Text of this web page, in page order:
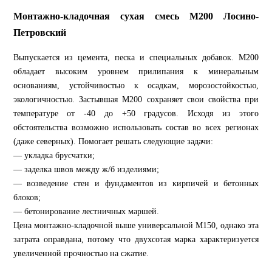
Монтажно-кладочная сухая смесь М200 Лосино-
Петровский
Выпускается из цемента, песка и специальных добавок. М200
обладает высоким уровнем прилипания к минеральным
основаниям, устойчивостью к осадкам, морозостойкостью,
экологичностью. Застывшая М200 сохраняет свои свойства при
температуре от -40 до +50 градусов. Исходя из этого
обстоятельства возможно использовать состав во всех регионах
(даже северных). Помогает решать следующие задачи:
— укладка брусчатки;
— заделка швов между ж/б изделиями;
— возведение стен и фундаментов из кирпичей и бетонных
блоков;
— бетонирование лестничных маршей.
Цена монтажно-кладочной выше универсальной М150, однако эта
затрата оправдана, потому что двухсотая марка характеризуется
увеличенной прочностью на сжатие.